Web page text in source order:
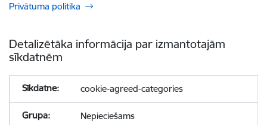
Privātuma politika
Detalizētāka informācija par izmantotajām
sīkdatnēm
cookie-agreed-categories
Nepieciešams